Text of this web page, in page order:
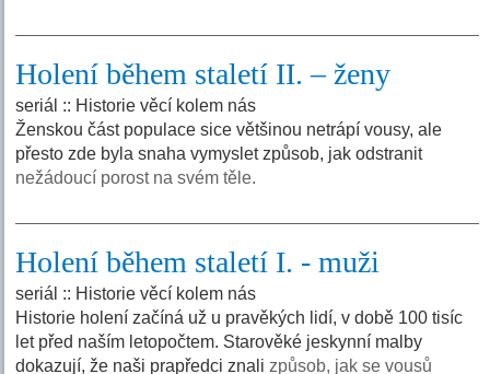
Holení během staletí II. – ženy
seriál :: Historie věcí kolem nás
Ženskou část populace sice většinou netrápí vousy, ale
přesto zde byla snaha vymyslet způsob, jak odstranit
nežádoucí porost na svém těle.
Holení během staletí I. - muži
seriál :: Historie věcí kolem nás
Historie holení začíná už u pravěkých lidí, v době 100 tisíc
let před naším letopočtem. Starověké jeskynní malby
dokazují, že naši prapředci znali způsob, jak se vousů